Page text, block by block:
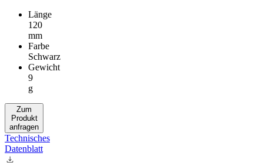
Länge
120
mm
Farbe
Schwarz
Gewicht
9
g
Zum
Produkt
anfragen
Technisches
Datenblatt